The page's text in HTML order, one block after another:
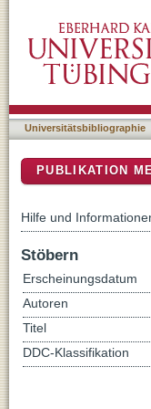
Universitätsbibliographie
PUBLIKATION
Hilfe und
Stöbern
Erscheinungsdatum
Autoren
Titel
DDC-Klassifikation